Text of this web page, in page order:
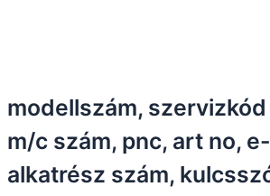
modellszám,
m/c szám, pnc, art no,
alkatrész szám,